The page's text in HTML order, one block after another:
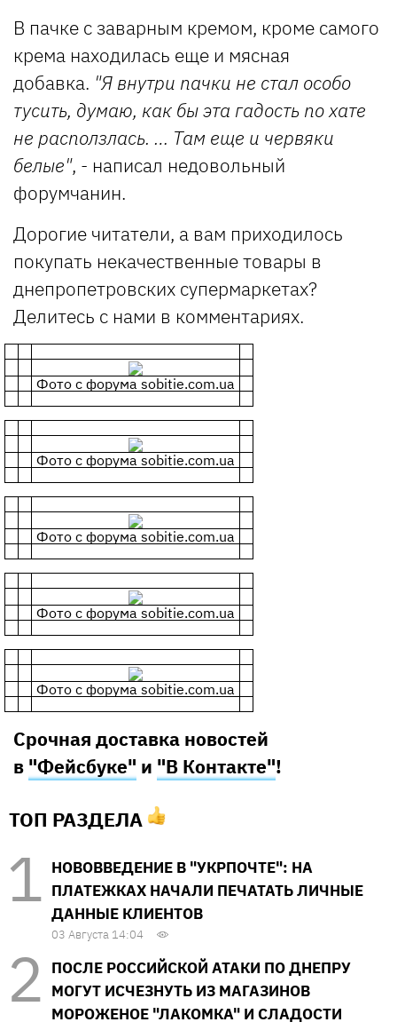
В пачке с заварным кремом, кроме самого
крема находилась еще и мясная
добавка. "Я внутри пачки не стал особо
тусить, думаю, как бы эта гадость по хате
не расползлась. … Там еще и червяки
белые", - написал недовольный
форумчанин.
Дорогие читатели, а вам приходилось
покупать некачественные товары в
днепропетровских супермаркетах?
Делитесь с нами в комментариях.
Фото с форума sobitie.com.ua
Фото с форума sobitie.com.ua
Фото с форума sobitie.com.ua
Фото с форума sobitie.com.ua
Фото с форума sobitie.com.ua
Срочная доставка новостей
в "Фейсбуке" и "В Контакте"!
ТОП РАЗДЕЛА
НОВОВВЕДЕНИЕ В "УКРПОЧТЕ": НА
ПЛАТЕЖКАХ НАЧАЛИ ПЕЧАТАТЬ ЛИЧНЫЕ
ДАННЫЕ КЛИЕНТОВ
03 Августа 14:04
ПОСЛЕ РОССИЙСКОЙ АТАКИ ПО ДНЕПРУ
МОГУТ ИСЧЕЗНУТЬ ИЗ МАГАЗИНОВ
МОРОЖЕНОЕ "ЛАКОМКА" И СЛАДОСТИ